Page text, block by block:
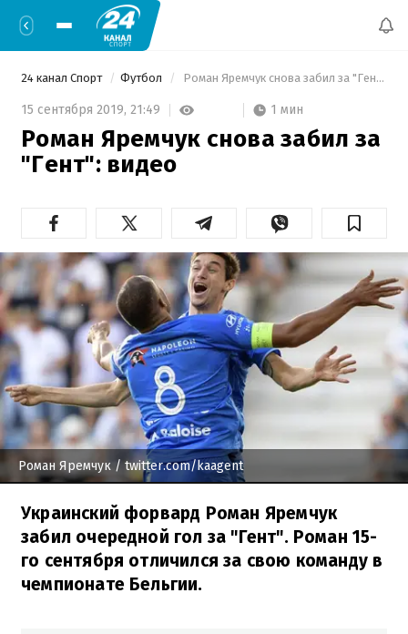
24 канал Спорт Футбол Роман Яремчук снова забил за "Гент": видео
15 сентября 2019, 21:49 1 мин
Роман Яремчук снова забил за
"Гент": видео
Роман Яремчук / twitter.com/kaagent
Украинский форвард Роман Яремчук
забил очередной гол за "Гент". Роман 15-
го сентября отличился за свою команду в
чемпионате Бельгии.